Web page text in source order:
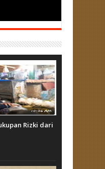
Rizki dari